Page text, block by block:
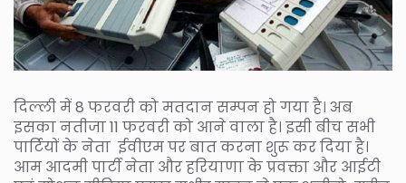
दिल्ली में 8 फरवरी को मतदान सम्पन हो गया है। अब
इसका नतीजा 11 फरवरी को आने वाला है। इसी बीच सभी
पार्टियों के नेता ईवीएम पर बात करना शुरू कर दिया है।
आम आदमी पार्टी नेता और हरियाणा के प्रवक्ता और आईटी